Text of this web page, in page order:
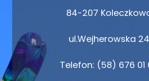
84-207
ul.Wejherowska 24
Telefon: (58) 676 01